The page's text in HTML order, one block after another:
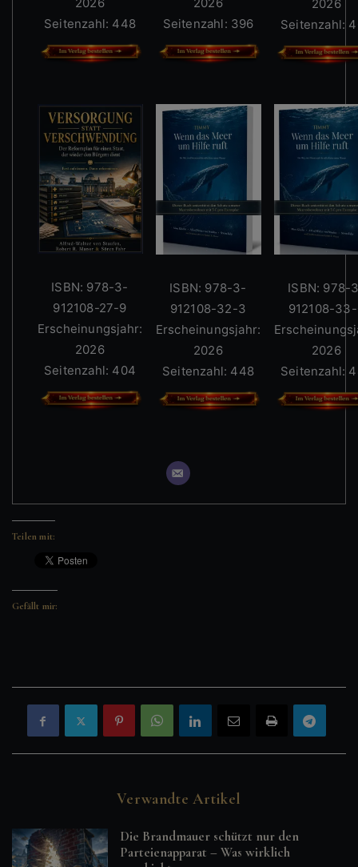
Seitenzahl: 448
Seitenzahl: 396
2026
Seitenzahl:
ISBN: 978-3-
912108-27-9
Erscheinungsjahr:
2026
Seitenzahl: 404
ISBN: 978-3-
912108-32-3
Erscheinungsjahr:
2026
Seitenzahl: 448
ISBN: 978-
912108-
2026
Seitenzahl:
Teilen mit:
Gefällt mir:
Verwandte Artikel
Die Brandmauer schützt nur den
Parteienapparat – Was wirklich